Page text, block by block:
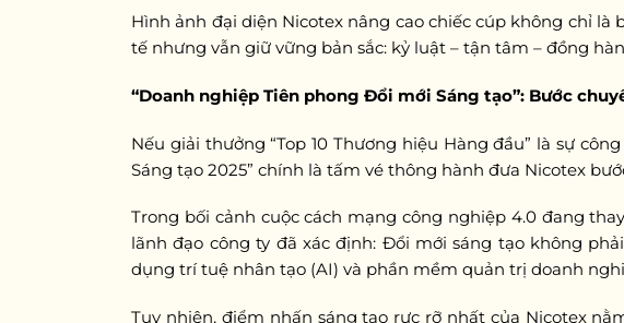
Hình ảnh đại diện Nicotex nâng cao chiếc cúp không chỉ
tế nhưng vẫn giữ vững bản sắc: kỷ luật – tận tâm – đồng
“Doanh nghiệp Tiên phong Đổi mới Sáng tạo”: Bước
Nếu giải thưởng “Top 10 Thương hiệu Hàng đầu” là sự
Sáng tạo 2025” chính là tấm vé thông hành đưa Nicotex
Trong bối cảnh cuộc cách mạng công nghiệp 4.0 đang
lãnh đạo công ty đã xác định: Đổi mới sáng tạo không
dụng trí tuệ nhân tạo (AI) và phần mềm quản trị doanh
Tuy nhiên, điểm nhấn sáng tạo rực rỡ nhất của Nicotex